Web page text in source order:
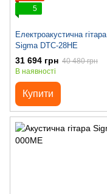
5
Електроакустична гітара
Sigma DTC-28HE
31 694 грн 40 480 грн
В наявності
Купити